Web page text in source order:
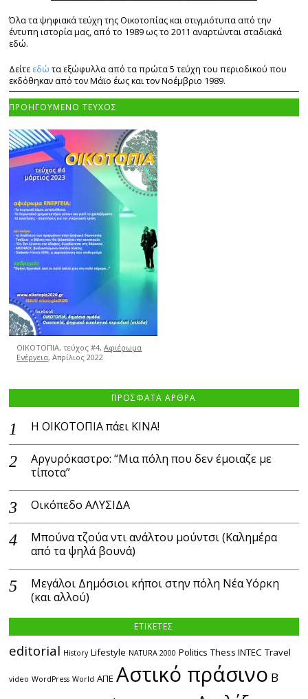
Όλα τα ψηφιακά τεύχη της Οικοτοπίας και στιγμιότυπα από την
έντυπη ιστορία μας, από το 1989 ως το 2011 αναρτώνται σταδιακά
εδώ.
Δείτε εδώ τα εξώφυλλα από τα πρώτα 5 τεύχη του περιοδικού που
εκδόθηκαν από τον Μάϊο έως και τον Νοέμβριο 1989.
ΠΡΟΗΓΟΥΜΕΝΟ ΤΕΥΧΟΣ
ΟΙΚΟΤΟΠΙΑ, τεύχος #4,Αφιέρωμα
Ενέργεια, Απρίλιος 2022
ΠΡΟΣΦΑΤΑ ΑΡΘΡΑ
Η ΟΙΚΟΤΟΠΙΑ πάει ΚΙΝΑ!
Αργυρόκαστρο: “Μια πόλη που δεν έμοιαζε με
τίποτα”
Οικόπεδο ΑΛΥΣΙΔΑ
Μπούνα τζούα ντι ανάλτου μούντσι (Καλημέρα
από τα ψηλά βουνά)
Μεγάλοι Δημόσιοι κήποι στην πόλη Νέα Υόρκη
(και αλλού)
ΕΤΙΚΕΤΕΣ
editorial History Lifestyle NATURA 2000 Politics Thess INTEC Travel
video WordPress World ΑΠΕ Αστικό πράσινο Β